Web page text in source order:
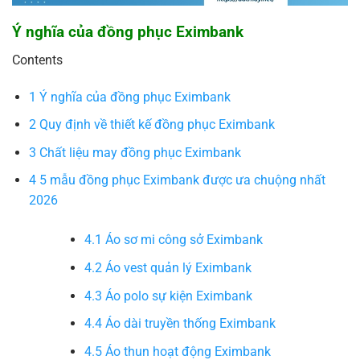
Ý nghĩa của đồng phục Eximbank
Contents
1 Ý nghĩa của đồng phục Eximbank
2Quy định về thiết kế đồng phục Eximbank
3 Chất liệu may đồng phục Eximbank
45 mẫu đồng phục Eximbank được ưa chuộng nhất
2026
4.1 Áo sơ mi công sở Eximbank
4.2Áo vest quản lý Eximbank
4.3 Áo polo sự kiện Eximbank
4.4Áo dài truyền thống Eximbank
4.5Áo thun hoạt động Eximbank